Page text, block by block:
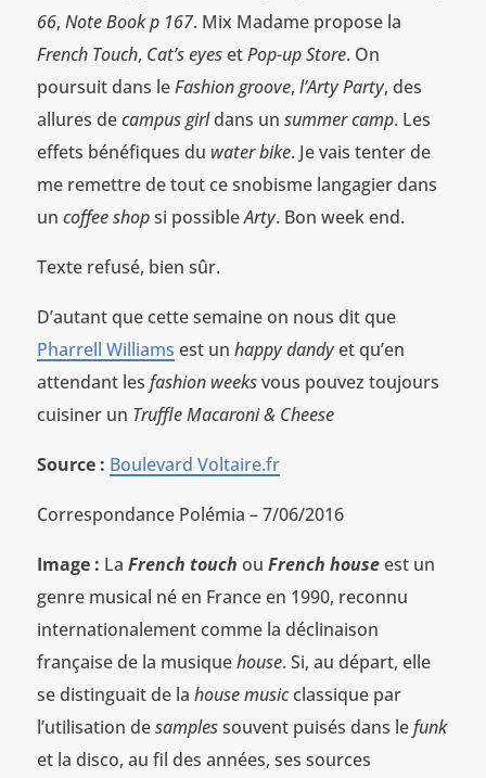
66, Note Book p 167. Mix Madame propose la
French Touch, Cat’s eyesetPop-up Store. On
poursuit dans leFashion groove, l’Arty Party, des
allures decampus girldans un summer camp. Les
effets bénéfiques du water bike. Je vais tenter de
me remettre de tout ce snobisme langagier dans
un coffee shopsi possibleArty. Bon week end.
Texte refusé, bien sûr.
D’autant que cette semaine on nous dit que
Pharrell Williams est un happy dandyet qu’en
attendant les fashion weeksvous pouvez toujours
cuisiner un Truffle Macaroni & Cheese
Source : Boulevard Voltaire.fr
Correspondance Polémia – 7/06/2016
Image : La French touch ou French houseest un
genre musical né en France en 1990, reconnu
internationalement comme la déclinaison
française de la musiquehouse. Si, au départ, elle
se distinguait de la house musicclassique par
l’utilisation desamplessouvent puisés dans lefunk
et la disco, au fil des années, ses sources